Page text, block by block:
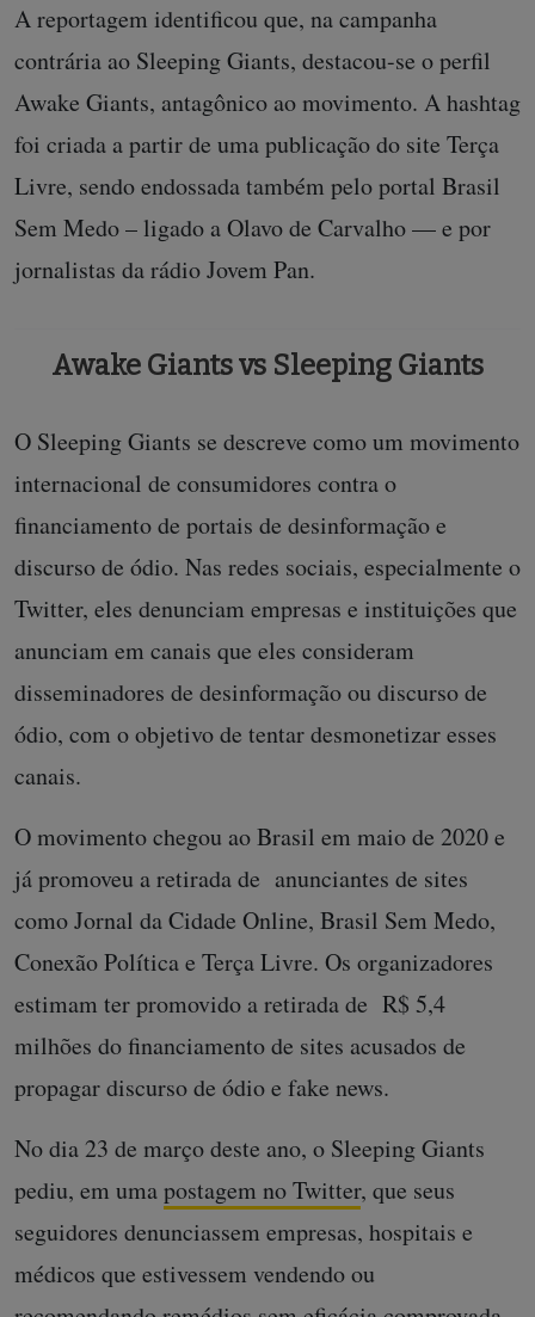
A reportagem identificou que, na campanha
contrária ao Sleeping Giants, destacou-se o perfil
Awake Giants, antagônico ao movimento. A hashtag
foi criada a partir de uma publicação do site Terça
Livre, sendo endossada também pelo portal Brasil
Sem Medo – ligado a Olavo de Carvalho — e por
jornalistas da rádio Jovem Pan.
Awake Giants vs Sleeping Giants
O Sleeping Giants se descreve como um movimento
internacional de consumidores contra o
financiamento de portais de desinformação e
discurso de ódio. Nas redes sociais, especialmente o
Twitter, eles denunciam empresas e instituições que
anunciam em canais que eles consideram
disseminadores de desinformação ou discurso de
ódio, com o objetivo de tentar desmonetizar esses
canais.
O movimento chegou ao Brasil em maio de 2020 e
já promoveu a retirada de anunciantes de sites
como Jornal da Cidade Online, Brasil Sem Medo,
Conexão Política e Terça Livre. Os organizadores
estimam ter promovido a retirada de R$ 5,4
milhões do financiamento de sites acusados de
propagar discurso de ódio e fake news.
No dia 23 de março deste ano, o Sleeping Giants
pediu, em umapostagem no Twitter, que seus
seguidores denunciassem empresas, hospitais e
médicos que estivessem vendendo ou